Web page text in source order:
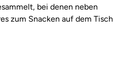
bei denen neben
zum Snacken auf dem Tisch